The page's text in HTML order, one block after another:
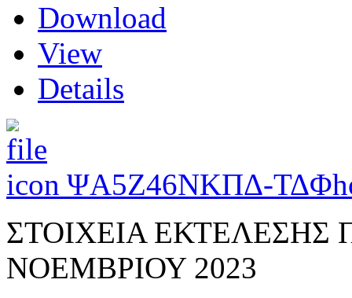
Download
View
Details
ΨΑ5Ζ46ΝΚΠΔ-ΤΔΦ
ΣΤΟΙΧΕΙΑ
ΝΟΕΜΒΡΙΟΥ 2023